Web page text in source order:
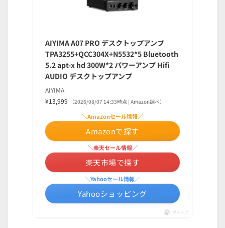
AIYIMA A07 PRO デスクトップアンプ
TPA3255+QCC304X+N5532*5 Bluetooth
5.2 apt-x hd 300W*2 パワーアンプ Hifi
AUDIO デスクトップアンプ
AIYIMA
¥13,999
（2026/08/07 14:33時点 | Amazon調べ）
＼Amazonセール情報／
Amazonで探す
＼楽天セール情報／
楽天市場で探す
＼Yahooセール情報／
Yahooショッピング
ポチップ